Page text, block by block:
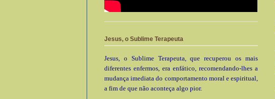
Jesus, o Sublime Terapeuta
Jesus, o Sublime Terapeuta, que recuperou os mais
diferentes enfermos, era enfático, recomendando-lhes a
mudança imediata do comportamento moral e espiritual,
a fim de que não aconteça algo pior.